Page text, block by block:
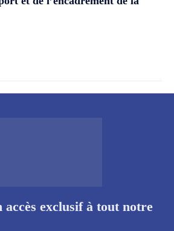
accès exclusif à tout notre